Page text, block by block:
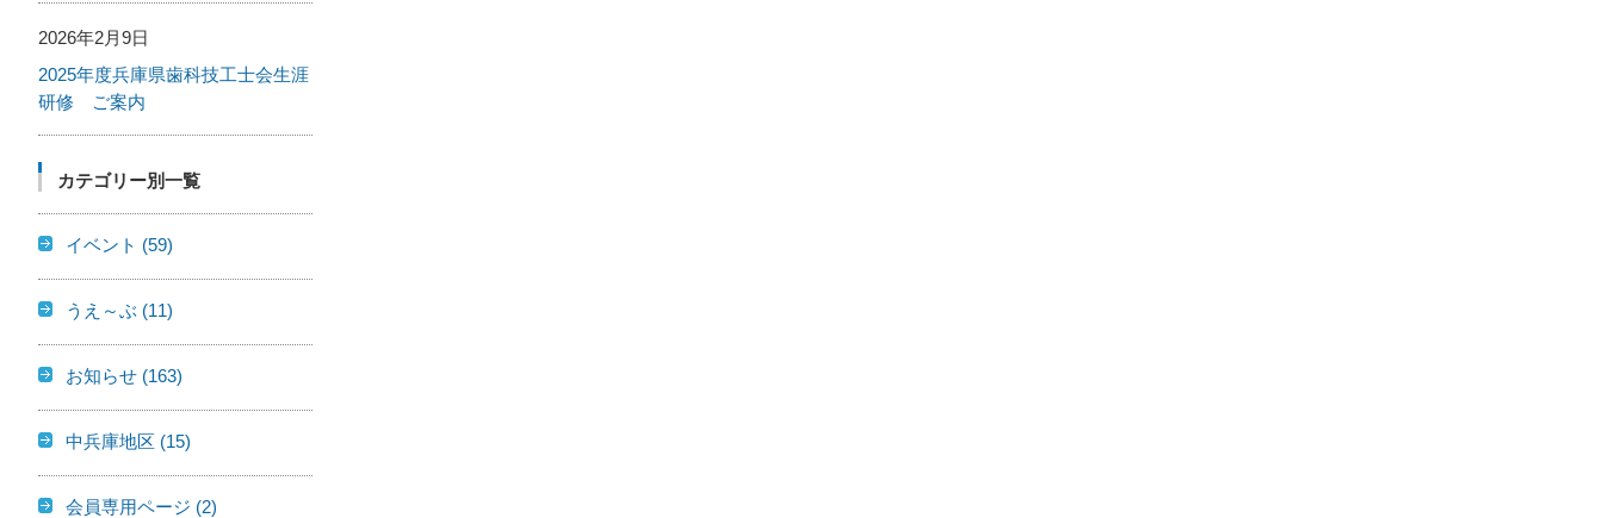
2026年2月9日
2025年度兵庫県歯科技工士会生涯
研修 ご案内
カテゴリー別一覧
イベント (59)
うえ～ぶ (11)
お知らせ (163)
中兵庫地区 (15)
会員専用ページ (2)